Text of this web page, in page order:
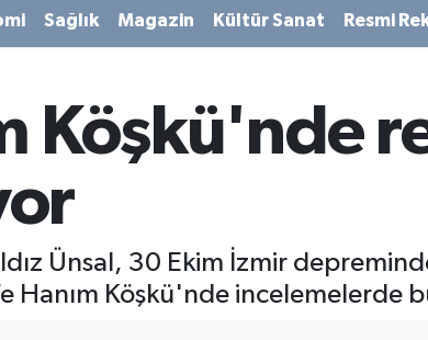
Sağlık Magazin Kültür Sanat Resmi
Köşkü'nde
Ünsal, 30 Ekim İzmir
Hanım Köşkü'nde incelemelerde